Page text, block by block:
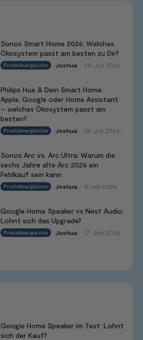
Sonos Smart Home 2026: Welches
Ökosystem passt am besten zu Dir?
Produktvergleiche Joshua 28. Juli 2026
Philips Hue & Dein Smart Home:
Apple, Google oder Home Assistant
– welches Ökosystem passt am
besten?
Produktvergleiche Joshua 24. Juli 2026
Sonos Arc vs. Arc Ultra: Warum die
sechs Jahre alte Arc 2026 ein
Fehlkauf sein kann
Produktvergleiche Joshua 8. Juli 2026
Google Home Speaker vs Nest Audio:
Lohnt sich das Upgrade?
Produktvergleiche Joshua 17. Juni 2026
Google Home Speaker im Test: Lohnt
sich der Kauf?